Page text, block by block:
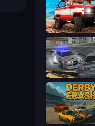
RCC City Racing
Derby Crash